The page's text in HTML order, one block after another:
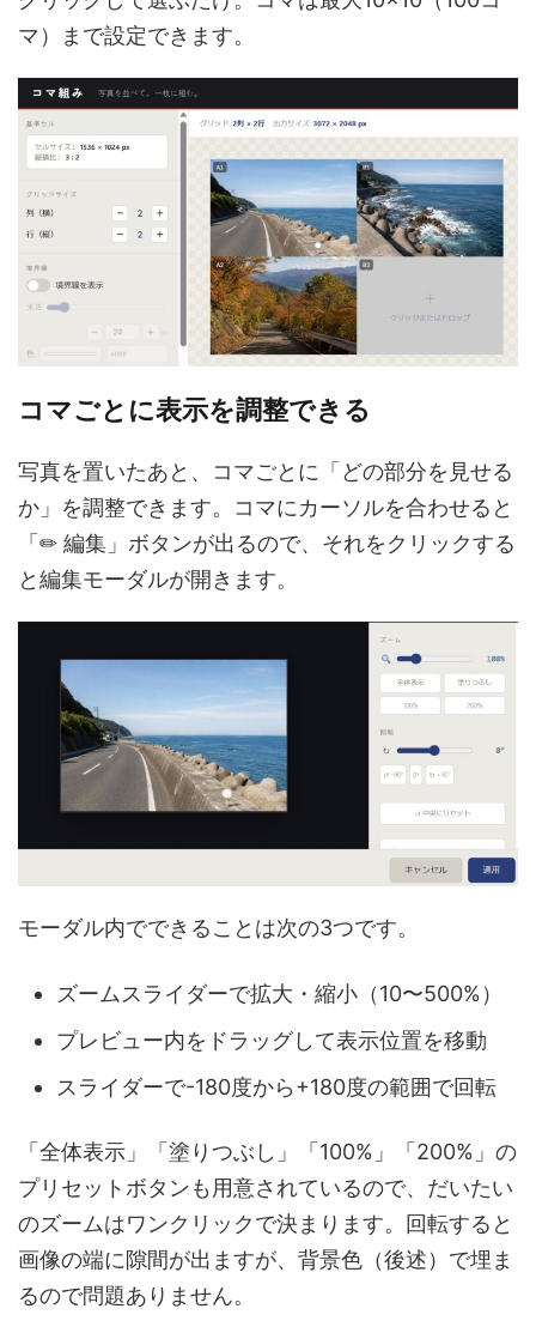
マ）まで設定できます。
コマごとに表示を調整できる
写真を置いたあと、コマごとに「どの部分を見せる
か」を調整できます。コマにカーソルを合わせると
「✏ 編集」ボタンが出るので、それをクリックする
と編集モーダルが開きます。
モーダル内でできることは次の3つです。
ズームスライダーで拡大・縮小（10〜500%）
プレビュー内をドラッグして表示位置を移動
スライダーで-180度から+180度の範囲で回転
「全体表示」「塗りつぶし」「100%」「200%」の
プリセットボタンも用意されているので、だいたい
のズームはワンクリックで決まります。回転すると
画像の端に隙間が出ますが、背景色（後述）で埋ま
るので問題ありません。